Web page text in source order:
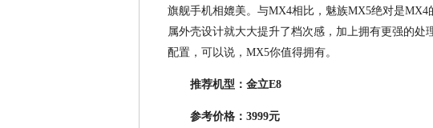
旗舰手机相媲美。与MX4相比，魅族MX5绝对是
属外壳设计就大大提升了档次感，加上拥有更强的
配置，可以说，MX5你值得拥有。
推荐机型：金立E8
参考价格：3999元